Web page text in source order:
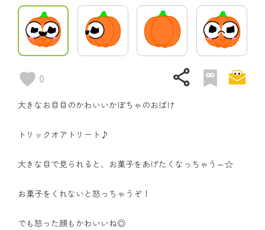
0 share
大きなお目目のかわいいかぼちゃのおばけ
トリックオアトリート♪
大きな目で見られると、お菓子をあげたくなっちゃう～☆
お菓子をくれないと怒っちゃうぞ！
でも怒った顔もかわいいね◎